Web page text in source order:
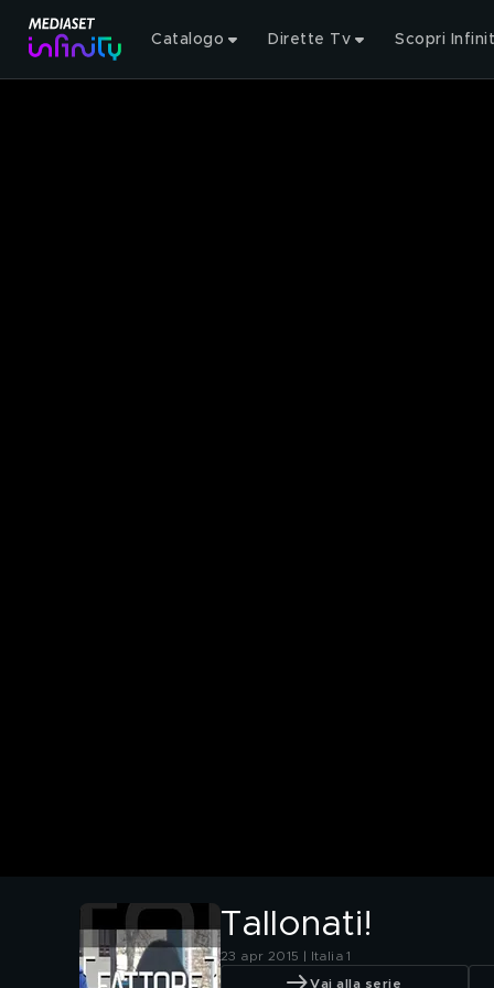
Catalogo Dirette Tv Scopri
Tallonati!
23 apr 2015 | Italia 1
Vai alla serie